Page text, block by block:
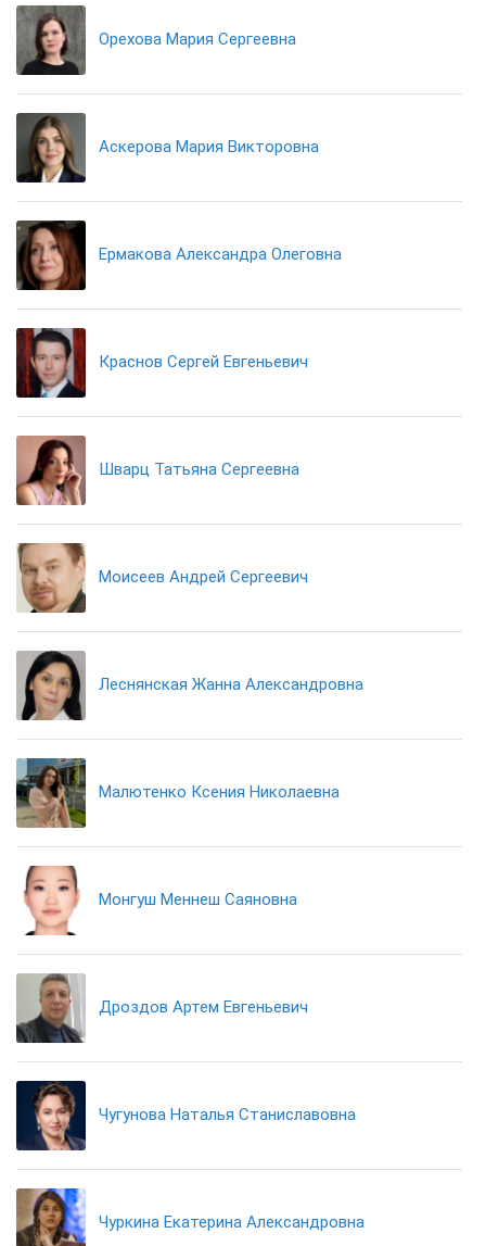
Орехова Мария Сергеевна
Аскерова Мария Викторовна
Ермакова Александра Олеговна
Краснов Сергей Евгеньевич
Шварц Татьяна Сергеевна
Моисеев Андрей Сергеевич
Леснянская Жанна Александровна
Малютенко Ксения Николаевна
Монгуш Меннеш Саяновна
Дроздов Артем Евгеньевич
Чугунова Наталья Станиславовна
Чуркина Екатерина Александровна